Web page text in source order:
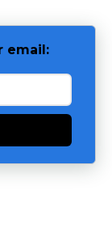
email: